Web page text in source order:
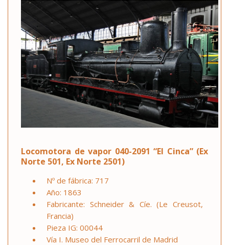
Locomotora de vapor 040-2091 “El Cinca” (Ex
Norte 501, Ex Norte 2501)
Nº de fábrica: 717
Año: 1863
Fabricante: Schneider & Cíe. (Le Creusot,
Francia)
Pieza IG: 00044
Vía I. Museo del Ferrocarril de Madrid